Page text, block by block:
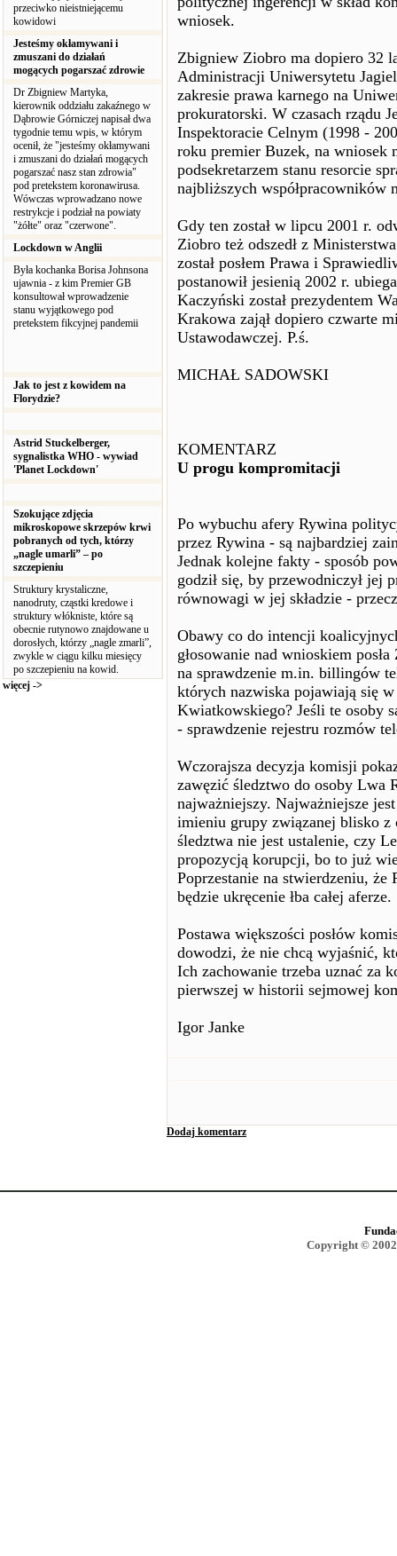
przeciwko nieistniejącemu
kowidowi
Jesteśmy okłamywani i
zmuszani do działań
mogących pogarszać zdrowie
Dr Zbigniew Martyka,
kierownik oddziału zakaźnego w
Dąbrowie Górniczej napisał dwa
tygodnie temu wpis, w którym
ocenił, że "jesteśmy okłamywani
i zmuszani do działań mogących
pogarszać nasz stan zdrowia"
pod pretekstem koronawirusa.
Wówczas wprowadzano nowe
restrykcje i podział na powiaty
"żółte" oraz "czerwone".
Lockdown w Anglii
Była kochanka Borisa Johnsona
ujawnia - z kim Premier GB
konsultował wprowadzenie
stanu wyjątkowego pod
pretekstem fikcyjnej pandemii
Jak to jest z kowidem na
Florydzie?
Astrid Stuckelberger,
sygnalistka WHO - wywiad
'Planet Lockdown'
Szokujące zdjęcia
mikroskopowe skrzepów krwi
pobranych od tych, którzy
„nagle umarli” – po
szczepieniu
Struktury krystaliczne,
nanodruty, cząstki kredowe i
struktury włókniste, które są
obecnie rutynowo znajdowane u
dorosłych, którzy „nagle zmarli”,
zwykle w ciągu kilku miesięcy
po szczepieniu na kowid.
więcej ->
wniosek.
Zbigniew Ziobro ma dopiero 32
Administracji Uniwersytetu
zakresie prawa karnego na
prokuratorski. W czasach rządu
Inspektoracie Celnym (1998 -
roku premier Buzek, na wniosek
podsekretarzem stanu resorcie
najbliższych współpracowników
Gdy ten został w lipcu 2001 r.
Ziobro też odszedł z
został posłem Prawa i
postanowił jesienią 2002 r.
Kaczyński został prezydentem
Krakowa zajął dopiero czwarte
Ustawodawczej. P.ś.
MICHAŁ SADOWSKI
KOMENTARZ
U progu kompromitacji
Po wybuchu afery Rywina
przez Rywina - są najbardziej
Jednak kolejne fakty - sposób
godził się, by przewodniczył jej
równowagi w jej składzie -
Obawy co do intencji
głosowanie nad wnioskiem
na sprawdzenie m.in. billingów
których nazwiska pojawiają się
Kwiatkowskiego? Jeśli te osoby
- sprawdzenie rejestru rozmów
Wczorajsza decyzja komisji
zawęzić śledztwo do osoby Lwa
najważniejszy. Najważniejsze
imieniu grupy związanej blisko z
śledztwa nie jest ustalenie, czy
propozycją korupcji, bo to już
Poprzestanie na stwierdzeniu, że
będzie ukręcenie łba całej aferze.
Postawa większości posłów
dowodzi, że nie chcą wyjaśnić,
Ich zachowanie trzeba uznać za
pierwszej w historii sejmowej
Igor Janke
Dodaj komentarz
Copyright ©